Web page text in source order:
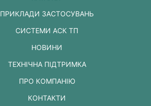
ПРИКЛАДИ ЗАСТОСУВАНЬ
СИСТЕМИ АСК ТП
НОВИНИ
ТЕХНІЧНА ПІДТРИМКА
ПРО КОМПАНІЮ
КОНТАКТИ